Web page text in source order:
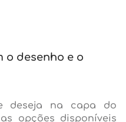
o desenho e o
deseja na capa do
opções disponíveis